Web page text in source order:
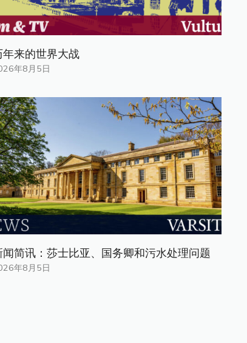
年来的世界大战
年8月5日
闻简讯：莎士比亚、国务卿和污水处理问题
年8月5日